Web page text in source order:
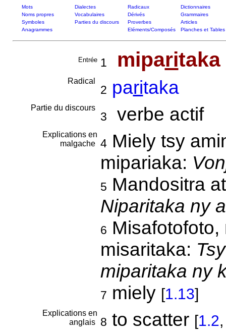
Mots Dialectes Radicaux
Dictionnaires
Noms propres
Vocabulaires Dérivés
Grammaires
Symboles
Parties du discours Proverbes
Articles
Anagrammes
Eléments/Composés Planches et Tables
Entrée 1 miparitaka
Radical
2 paritaka
Partie du discours
3 verbe actif
Explications en
malgache 4Miely tsy
mipariaka:
5 Mandositra
Niparitaka ny
6
misaritaka:
miparitaka ny
7 miely [1.13]
Explications en
anglais
8 to scatter [1.2